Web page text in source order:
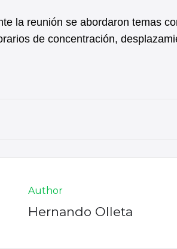
la reunión se abordaron temas
de concentración,
Author
Hernando Olleta